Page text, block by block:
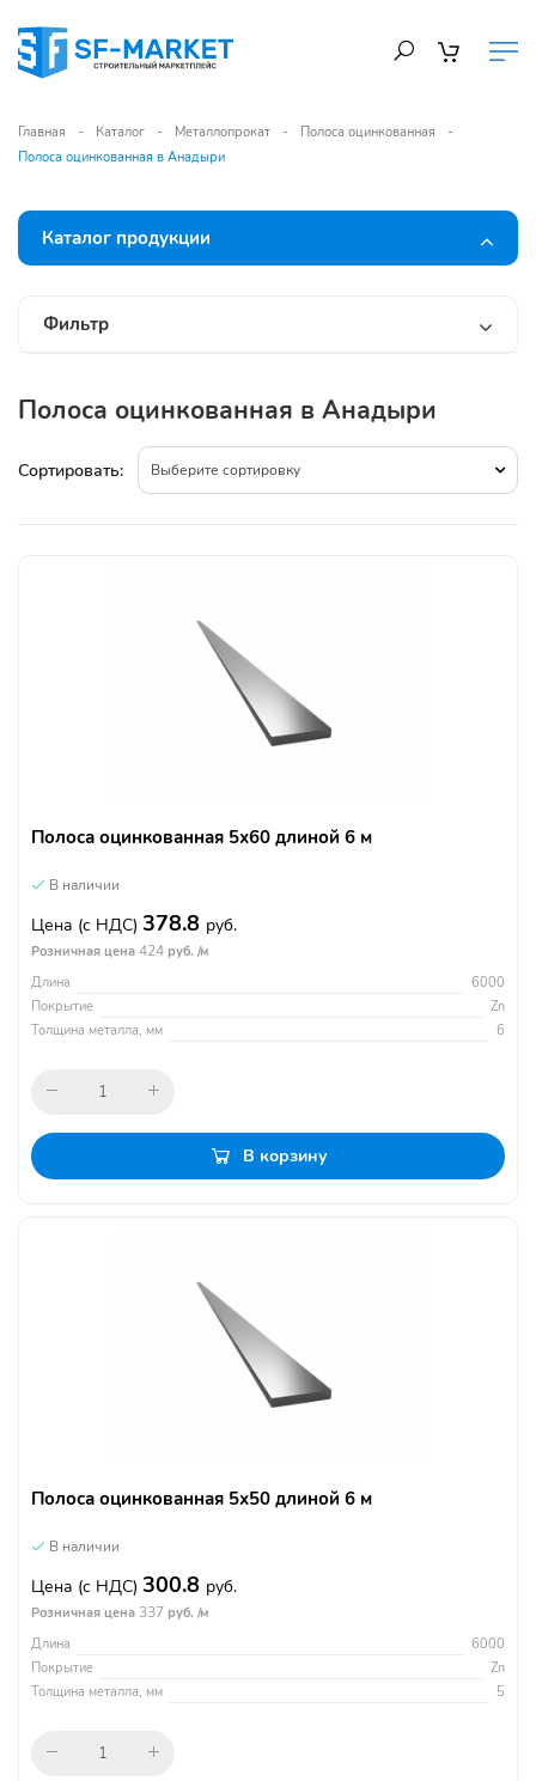
Главная Каталог Металлопрокат
Полоса оцинкованная
Полоса оцинкованная в Анадыри
Каталог продукции
Фильтр
Полоса оцинкованная в Анадыри
Сортировать: Выберите сортировку
Полоса оцинкованная 5х60 длиной 6 м
В наличии
Цена (с НДС) 378.8 руб.
Розничная цена 424 руб. /м
Длина
6000
Покрытие
Zn
Толщина металла, мм
6
В корзину
Полоса оцинкованная 5х50 длиной 6 м
В наличии
Цена (с НДС) 300.8 руб.
Розничная цена 337 руб. /м
Длина
6000
Покрытие
Zn
Толщина металла, мм
5